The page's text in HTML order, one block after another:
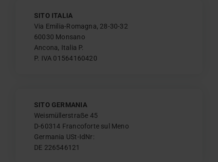
SITO ITALIA
Via Emilia-Romagna, 28-30-32
60030 Monsano
Ancona, Italia P.
P. IVA 01564160420
SITO GERMANIA
Weismüllerstraẞe 45
D-60314 Francoforte sul Meno
Germania USt-IdNr:
DE 226546121